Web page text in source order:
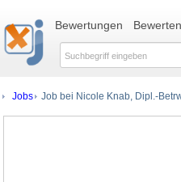
Bewertungen Bewerten
Jobs Job bei Nicole Knab, Dipl.-